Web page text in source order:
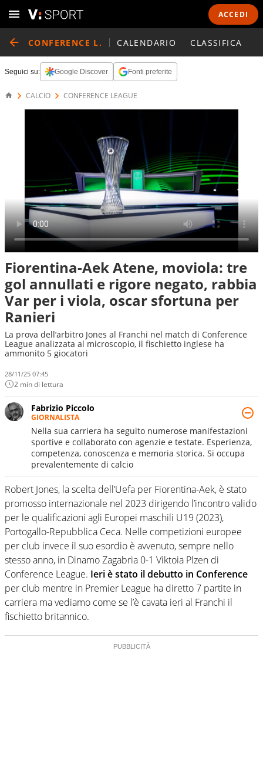
ACCEDI
CONFERENCE L. CALENDARIO CLASSIFICA
Seguici su: Google Discover Fonti preferite
CALCIO CONFERENCE LEAGUE
Fiorentina-Aek Atene, moviola: tre
gol annullati e rigore negato, rabbia
Var per i viola, oscar sfortuna per
Ranieri
La prova dell’arbitro Jones al Franchi nel match di Conference
League analizzata al microscopio, il fischietto inglese ha
ammonito 5 giocatori
28/11/25 07:45
2 min di lettura
Fabrizio Piccolo
GIORNALISTA
Nella sua carriera ha seguito numerose manifestazioni
sportive e collaborato con agenzie e testate. Esperienza,
competenza, conoscenza e memoria storica. Si occupa
prevalentemente di calcio
Robert Jones, la scelta dell’Uefa per Fiorentina-Aek, è stato
promosso internazionale nel 2023 dirigendo l’incontro valido
per le qualificazioni agli Europei maschili U19 (2023),
Portogallo-Repubblica Ceca. Nelle competizioni europee
per club invece il suo esordio è avvenuto, sempre nello
stesso anno, in Dinamo Zagabria 0-1 Viktoia Plzen di
Conference League. Ieri è stato il debutto in Conference
per club mentre in Premier League ha diretto 7 partite in
carriera ma vediamo come se l’è cavata ieri al Franchi il
fischietto britannico.